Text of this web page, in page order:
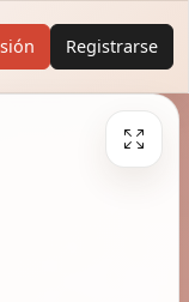
Registrarse